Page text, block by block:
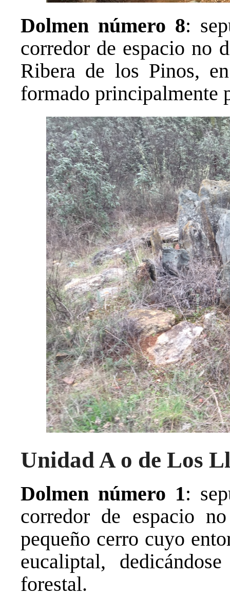
Dolmen número 8:
corredor de espacio no
Ribera de los Pinos,
formado principalmente
Unidad A o de Los
Dolmen número 1:
corredor de espacio
pequeño cerro cuyo
eucaliptal,
forestal.